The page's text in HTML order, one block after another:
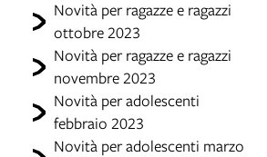
Novità per ragazze e ragazzi
ottobre 2023
Novità per ragazze e ragazzi
novembre 2023
Novità per adolescenti
febbraio 2023
Novità per adolescenti marzo